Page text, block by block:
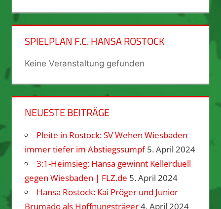
SPIELPLAN F.C. HANSA ROSTOCK
Keine Veranstaltung gefunden
NEUESTE BEITRÄGE
Pleite in Rostock: SV Wehen Wiesbaden
immer tiefer im Abstiegssumpf 5. April 2024
3:1-Heimsieg: Hansa gewinnt Kellerduell
gegen Wiesbaden | FLZ.de 5. April 2024
Hansa Rostock: Kai Pröger und Junior
Brumado als Hoffnungsträger4. April 2024